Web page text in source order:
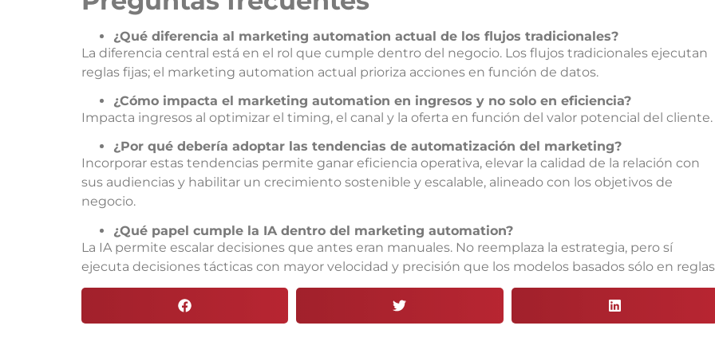
¿Qué diferencia al marketing automation actual de los flujos tradicionales?
La diferencia central está en el rol que cumple dentro del negocio. Los flujos tradicionales ejecutan
reglas fijas; el marketing automation actual prioriza acciones en función de datos.
¿Cómo impacta el marketing automation en ingresos y no solo en eficiencia?
Impacta ingresos al optimizar el timing, el canal y la oferta en función del valor potencial del cliente.
¿Por qué debería adoptar las tendencias de automatización del marketing?
Incorporar estas tendencias permite ganar eficiencia operativa, elevar la calidad de la relación con
sus audiencias y habilitar un crecimiento sostenible y escalable, alineado con los objetivos de
negocio.
¿Qué papel cumple la IA dentro del marketing automation?
La IA permite escalar decisiones que antes eran manuales. No reemplaza la estrategia, pero sí
ejecuta decisiones tácticas con mayor velocidad y precisión que los modelos basados sólo en